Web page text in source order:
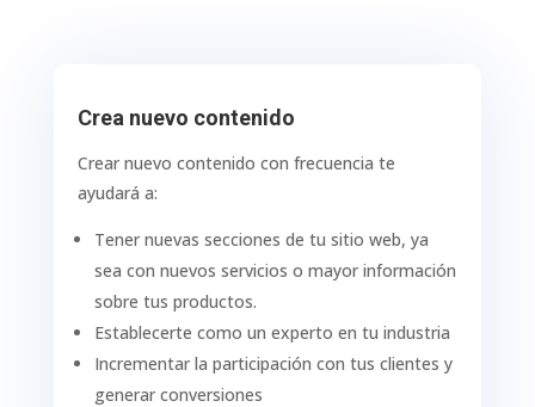
Crea nuevo contenido
Crear nuevo contenido con frecuencia te
ayudará a:
Tener nuevas secciones de tu sitio web, ya
sea con nuevos servicios o mayor información
sobre tus productos.
Establecerte como un experto en tu industria
Incrementar la participación con tus clientes y
generar conversiones